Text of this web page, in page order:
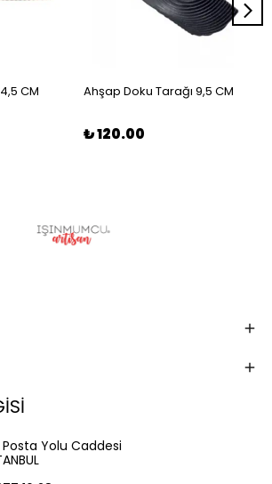
CM Ahşap Doku Tarağı 9,5 CM
₺ 120.00
Yolu Caddesi